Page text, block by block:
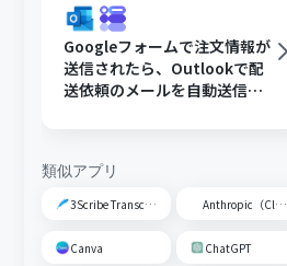
Googleフォームで注文情報が
送信されたら、Outlookで配
送依頼のメールを自動送信す
類似アプリ
3Scribe Transcription Anthropic（Claude）
Canva ChatGPT